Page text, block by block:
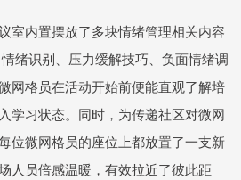
室内置摆放了多块情绪管理相关内容
绪识别、压力缓解技巧、负面情绪调
网格员在活动开始前便能直观了解培
学习状态。同时，为传递社区对微网
位微网格员的座位上都放置了一支新
人员倍感温暖，有效拉近了彼此距